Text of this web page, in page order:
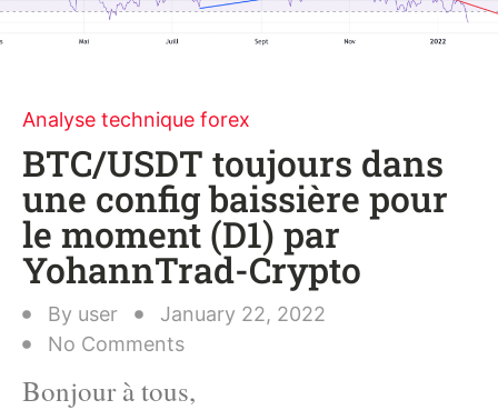
Analyse technique forex
BTC/USDT toujours dans
une config baissière pour
le moment (D1) par
YohannTrad-Crypto
By user
January 22, 2022
No Comments
Bonjour à tous,